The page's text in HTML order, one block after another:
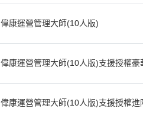
偉康運營管理大師(10人版)
偉康運營管理大師(10人版)支援授權豪
偉康運營管理大師(10人版)支援授權進